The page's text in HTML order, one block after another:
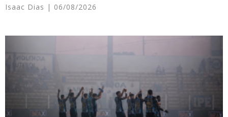
Isaac Dias 06/08/2026